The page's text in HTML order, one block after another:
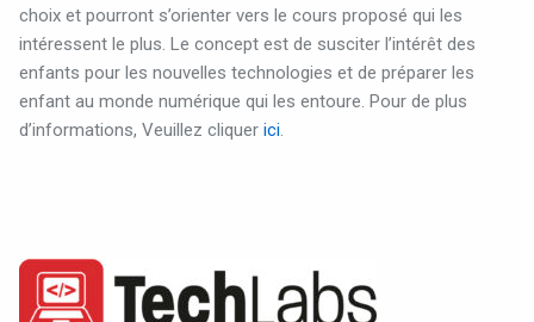
choix et pourront s’orienter vers le cours proposé qui les
intéressent le plus. Le concept est de susciter l’intérêt des
enfants pour les nouvelles technologies et de préparer les
enfant au monde numérique qui les entoure. Pour de plus
d’informations, Veuillez cliquer ici.